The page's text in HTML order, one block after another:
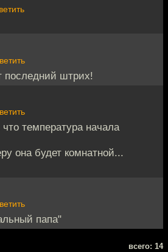
последний штрих!
температура начала
она будет комнатной...
папа"
всего: 14